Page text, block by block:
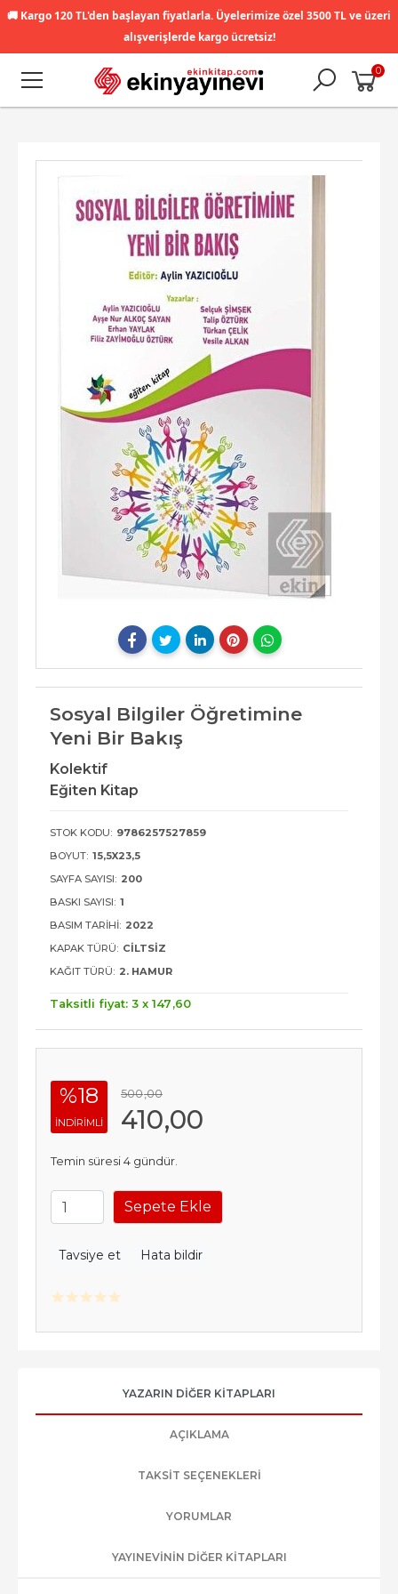
🚚 Kargo 120 TL'den başlayan fiyatlarla. Üyelerimize özel 3500 TL ve üzeri
alışverişlerde kargo ücretsiz!
0
Sosyal Bilgiler Öğretimine
Yeni Bir Bakış
Kolektif
Eğiten Kitap
STOK KODU: 9786257527859
BOYUT: 15,5X23,5
SAYFA SAYISI: 200
BASKI SAYISI: 1
BASIM TARIHI: 2022
KAPAK TÜRÜ: CILTSIZ
KAĞIT TÜRÜ: 2. HAMUR
Taksitli fiyat: 3 x 147 ,60
%18
INDIRIMLI
500,00
410,00
Temin süresi 4 gündür.
Sepete Ekle
Tavsiye et Hata bildir
YAZARIN DIĞER KITAPLARI
AÇIKLAMA
TAKSIT SEÇENEKLERI
YORUMLAR
YAYINEVININ DIĞER KITAPLARI